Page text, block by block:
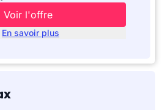
Voir l'offre
En savoir plus